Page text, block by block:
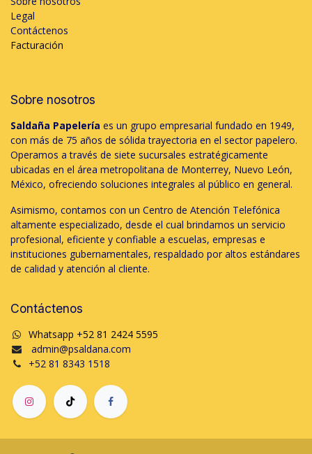
Legal
Contáctenos
Facturación
Sobre nosotros
Saldaña Papelería es un grupo empresarial fundado en 1949,
con más de 75 años de sólida trayectoria en el sector papelero.
Operamos a través de siete sucursales estratégicamente
ubicadas en el área metropolitana de Monterrey, Nuevo León,
México, ofreciendo soluciones integrales al público en general.
Asimismo, contamos con un Centro de Atención Telefónica
altamente especializado, desde el cual brindamos un servicio
profesional, eficiente y confiable a escuelas, empresas e
instituciones gubernamentales, respaldado por altos estándares
de calidad y atención al cliente.
Contáctenos
Whatsapp +52 81 2424 5595
admin@psaldana.com
+52 81 8343 1518